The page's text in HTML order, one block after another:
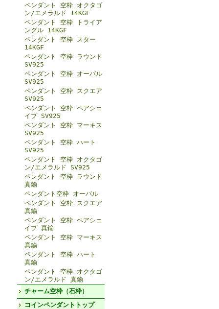
ペンダント 空枠 オクタゴ
ン/エメラルド 14KGF
ペンダント 空枠 トライア
ングル 14KGF
ペンダント 空枠 スター
14KGF
ペンダント 空枠 ラウンド
SV925
ペンダント 空枠 オーバル
SV925
ペンダント 空枠 スクエア
SV925
ペンダント 空枠 ペアシェ
イプ SV925
ペンダント 空枠 マーキス
SV925
ペンダント 空枠 ハート
SV925
ペンダント 空枠 オクタゴ
ン/エメラルド SV925
ペンダント 空枠 ラウンド
真鍮
ペンダント空枠 オーバル
ペンダント 空枠 スクエア
真鍮
ペンダント 空枠 ペアシェ
イプ 真鍮
ペンダント 空枠 マーキス
真鍮
ペンダント 空枠 ハート
真鍮
ペンダント 空枠 オクタゴ
ン/エメラルド 真鍮
チャーム空枠（石枠）
コインペンダントトップ